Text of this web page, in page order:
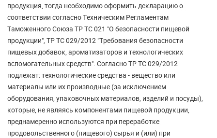
продукция, тогда необходимо оформить декларацию о
соответствии согласно Техническим Регламентам
Таможенного Союза ТР ТС 021 "О безопасности пищевой
продукции", ТР ТС 029/2012 "Требования безопасности
пищевых добавок, ароматизаторов и технологических
вспомогательных средств". Согласно ТР ТС 029/2012
подлежат: технологические средства - вещество или
материалы или их производные (за исключением
оборудования, упаковочных материалов, изделий и посуды),
которые, не являясь компонентами пищевой продукции,
преднамеренно используются при переработке
продовольственного (пищевого) сырья и (или) при